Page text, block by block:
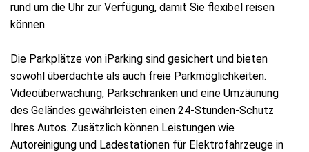
rund um die Uhr zur Verfügung, damit Sie flexibel reisen
können.
Die Parkplätze von iParking sind gesichert und bieten
sowohl überdachte als auch freie Parkmöglichkeiten.
Videoüberwachung, Parkschranken und eine Umzäunung
des Geländes gewährleisten einen 24-Stunden-Schutz
Ihres Autos. Zusätzlich können Leistungen wie
Autoreinigung und Ladestationen für Elektrofahrzeuge in